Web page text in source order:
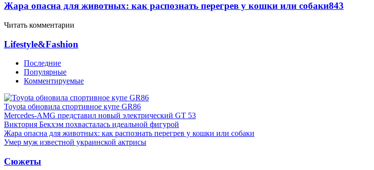
Жара опасна для животных: как распознать перегрев у кошки или собаки843
Читать комментарии
Lifestyle&Fashion
Последние
Популярные
Комментируемые
Toyota обновила спортивное купе GR86
Mercedes-AMG представил новый электрический GT 53
Виктория Бекхэм похвасталась идеальной фигурой
Жара опасна для животных: как распознать перегрев у кошки или собаки
Умер муж известной украинской актрисы
Сюжеты